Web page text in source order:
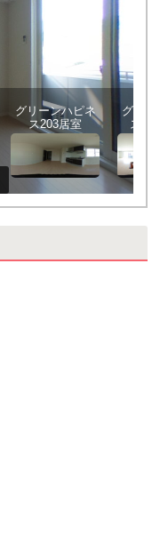
グリーンハピネ
ス203居室
グリー
ス